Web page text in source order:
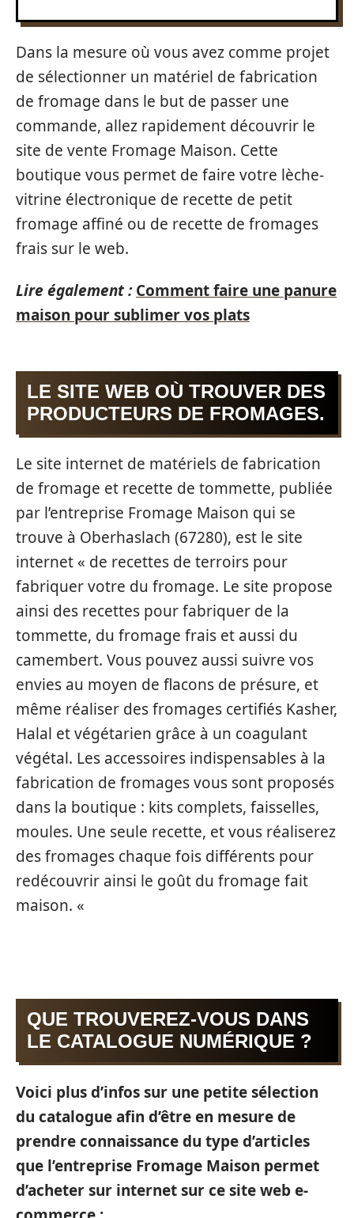
Dans la mesure où vous avez comme projet
de sélectionner un matériel de fabrication
de fromage dans le but de passer une
commande, allez rapidement découvrir le
site de vente Fromage Maison. Cette
boutique vous permet de faire votre lèche-
vitrine électronique de recette de petit
fromage affiné ou de recette de fromages
frais sur le web.
Lire également : Comment faire une panure
maison pour sublimer vos plats
LE SITE WEB OÙ TROUVER DES
PRODUCTEURS DE FROMAGES.
Le site internet de matériels de fabrication
de fromage et recette de tommette, publiée
par l’entreprise Fromage Maison qui se
trouve à Oberhaslach (67280), est le site
internet « de recettes de terroirs pour
fabriquer votre du fromage. Le site propose
ainsi des recettes pour fabriquer de la
tommette, du fromage frais et aussi du
camembert. Vous pouvez aussi suivre vos
envies au moyen de flacons de présure, et
même réaliser des fromages certifiés Kasher,
Halal et végétarien grâce à un coagulant
végétal. Les accessoires indispensables à la
fabrication de fromages vous sont proposés
dans la boutique : kits complets, faisselles,
moules. Une seule recette, et vous réaliserez
des fromages chaque fois différents pour
redécouvrir ainsi le goût du fromage fait
maison. «
QUE TROUVEREZ-VOUS DANS
LE CATALOGUE NUMÉRIQUE ?
Voici plus d’infos sur une petite sélection
du catalogue afin d’être en mesure de
prendre connaissance du type d’articles
que l’entreprise Fromage Maison permet
d’acheter sur internet sur ce site web e-